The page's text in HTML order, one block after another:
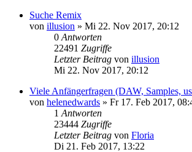
Suche Remix
von illusion » Mi 22. Nov 2017, 20:12
0 Antworten
22491 Zugriffe
Letzter Beitrag von illusion
Mi 22. Nov 2017, 20:12
Viele Anfängerfragen (DAW, Samples,
von helenedwards » Fr 17. Feb 2017,
1 Antworten
23444 Zugriffe
Letzter Beitrag von Floria
Di 21. Feb 2017, 13:22